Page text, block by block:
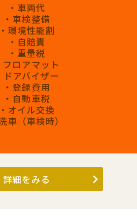
・車両代
・車検整備
・環境性能割
・自賠責
・重量税
フロアマット
ドアバイザー
・登録費用
・自動車税
・オイル交換
車（車検時）
詳細をみる